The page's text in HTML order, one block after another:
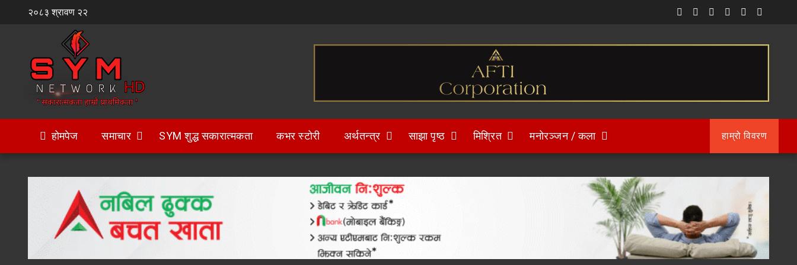
२०८३ श्रावण २२
होमपेज समाचार SYM शुद्ध सकारात्मकता कभर स्टोरी अर्थतन्त्र साझा पृष्ठ मिश्रित मनोरञ्जन / कला हाम्रो विवरण